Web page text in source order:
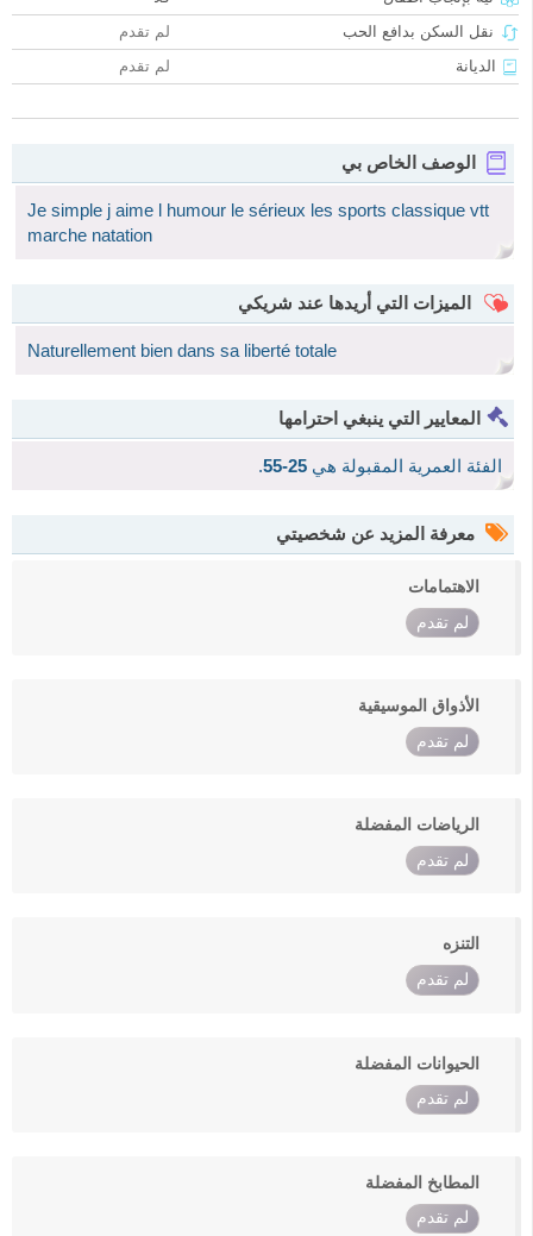
نقل السكن بدافع الحب
لم تقدم
الديانة
لم تقدم
الوصف الخاص بي
Je simple j aime l humour le sérieux les sports classique vtt
marche natation
الميزات التي أريدها عند شريكي
Naturellement bien dans sa liberté totale
المعايير التي ينبغي احترامها
الفئة العمرية المقبولة هي 25-55
.
معرفة المزيد عن شخصيتي
الاهتمامات
لم تقدم
الأذواق الموسيقية
لم تقدم
الرياضات المفضلة
لم تقدم
التنزه
لم تقدم
الحيوانات المفضلة
لم تقدم
المطابخ المفضلة
لم تقدم